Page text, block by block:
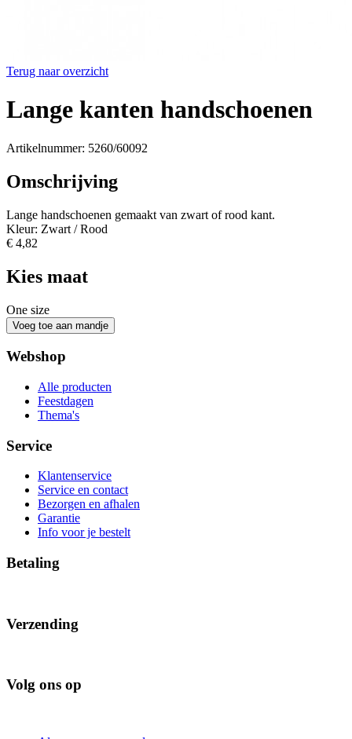
Terug naar overzicht
Lange kanten handschoenen
Artikelnummer: 5260/60092
Omschrijving
Lange handschoenen gemaakt van zwart of rood kant.
Kleur: Zwart / Rood
€ 4,82
Kies maat
One size
Webshop
Alle producten
Feestdagen
Thema's
Service
Klantenservice
Service en contact
Bezorgen en afhalen
Garantie
Info voor je bestelt
Betaling
Verzending
Volg ons op